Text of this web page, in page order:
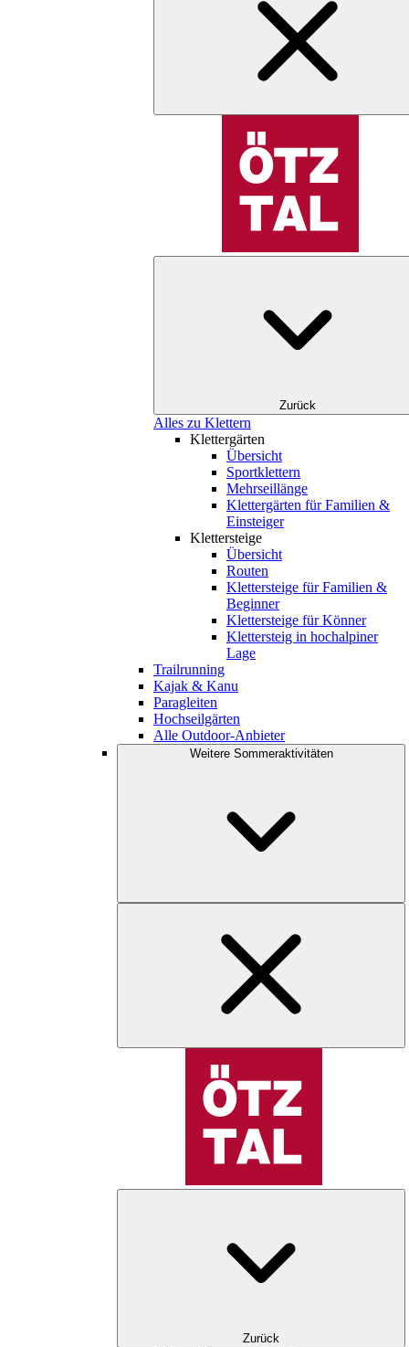
Zurück
Alles zu Klettern
Klettergärten
Übersicht
Sportklettern
Mehrseillänge
Klettergärten für Familien &
Einsteiger
Klettersteige
Übersicht
Routen
Klettersteige für Familien &
Beginner
Klettersteige für Könner
Klettersteig in hochalpiner
Lage
Trailrunning
Kajak & Kanu
Paragleiten
Hochseilgärten
Alle Outdoor-Anbieter
Weitere Sommeraktivitäten
Zurück